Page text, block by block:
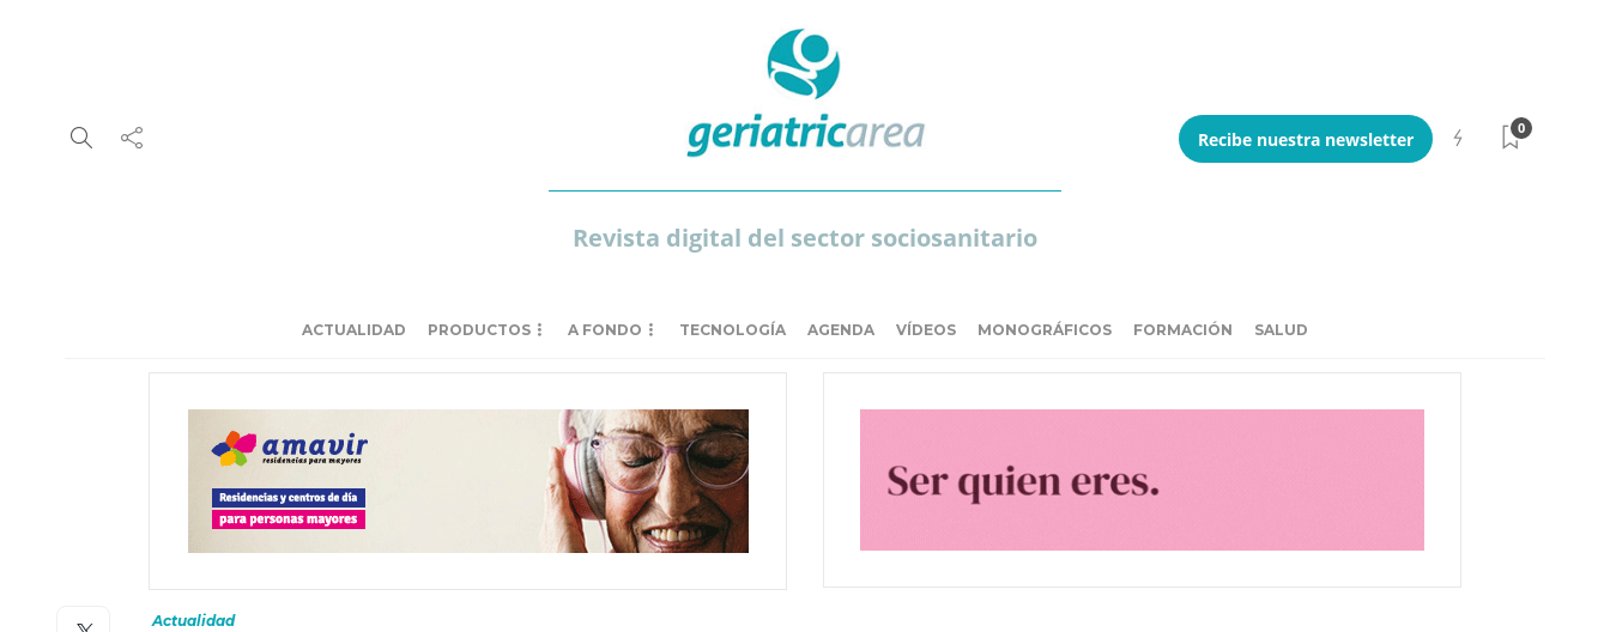
Revista digital del sector sociosanitario
Recibe nuestra newsletter
0
ACTUALIDAD PRODUCTOS A FONDO TECNOLOGÍA AGENDA VÍDEOS MONOGRÁFICOS FORMACIÓN SALUD
Actualidad